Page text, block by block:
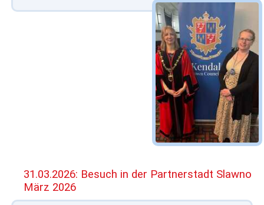
31.03.2026: Besuch in der Partnerstadt Slawno
März 2026